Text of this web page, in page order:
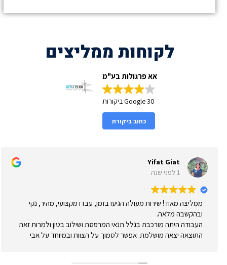
לקוחות ממליצים
אא פרגולות בע"מ
30 Google ביקורות
כתוב ביקורת
Yifat Giat
1 לפני שנה
ממליצה מאוד! שירות מעולה הגיעו בזמן, עבדו מקצועי, מהיר, נקי
ובהקשבה מלאה.
העבודה היתה מורכבת בגלל תנאי המרפסת ושילוב בטון ולמרות זאת
התוצאה יצאה מושלמת. אפשר לסמוך על הצוות ובמיוחד על אבי